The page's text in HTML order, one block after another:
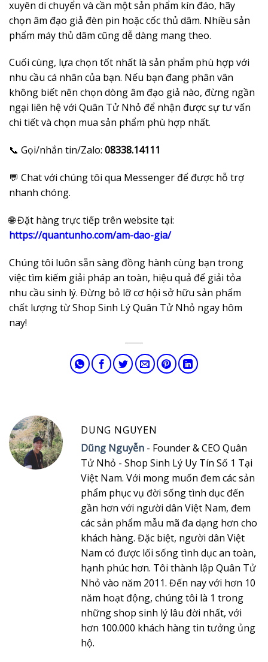
xuyên di chuyển và cần một sản phẩm kín đáo, hãy
chọn âm đạo giả đèn pin hoặc cốc thủ dâm. Nhiều sản
phẩm máy thủ dâm cũng dễ dàng mang theo.
Cuối cùng, lựa chọn tốt nhất là sản phẩm phù hợp với
nhu cầu cá nhân của bạn. Nếu bạn đang phân vân
không biết nên chọn dòng âm đạo giả nào, đừng ngần
ngại liên hệ với Quân Tử Nhỏ để nhận được sự tư vấn
chi tiết và chọn mua sản phẩm phù hợp nhất.
📞 Gọi/nhắn tin/Zalo: 08338.14111
💬 Chat với chúng tôi qua Messenger để được hỗ trợ
nhanh chóng.
🌐 Đặt hàng trực tiếp trên website tại:
https://quantunho.com/am-dao-gia/
Chúng tôi luôn sẵn sàng đồng hành cùng bạn trong
việc tìm kiếm giải pháp an toàn, hiệu quả để giải tỏa
nhu cầu sinh lý. Đừng bỏ lỡ cơ hội sở hữu sản phẩm
chất lượng từ Shop Sinh Lý Quân Tử Nhỏ ngay hôm
nay!
DUNG NGUYEN
Dũng Nguyễn - Founder & CEO Quân
Tử Nhỏ - Shop Sinh Lý Uy Tín Số 1 Tại
Việt Nam. Với mong muốn đem các sản
phẩm phục vụ đời sống tình dục đến
gần hơn với người dân Việt Nam, đem
các sản phẩm mẫu mã đa dạng hơn cho
khách hàng. Đặc biệt, người dân Việt
Nam có được lối sống tình dục an toàn,
hạnh phúc hơn. Tôi thành lập Quân Tử
Nhỏ vào năm 2011. Đến nay với hơn 10
năm hoạt động, chúng tôi là 1 trong
những shop sinh lý lâu đời nhất, với
hơn 100.000 khách hàng tin tưởng ủng
hộ.